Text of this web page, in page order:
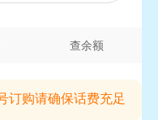
查余额
订购请确保话费充足